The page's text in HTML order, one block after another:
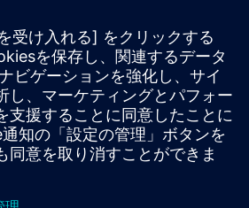
レーター
ラインショップ
7SA87
ェア、Software アプリケーション